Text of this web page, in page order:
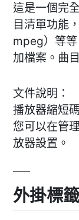
這是一個完
目清單功能
mpeg）等
加檔案。曲
文件說明：
播放器縮短
您可以在管
放器設置。
外掛標